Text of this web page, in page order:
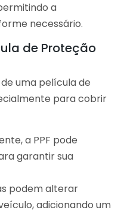
a
necessário.
de Proteção
uma película de
para cobrir
a PPF pode
garantir sua
podem alterar
adicionando um